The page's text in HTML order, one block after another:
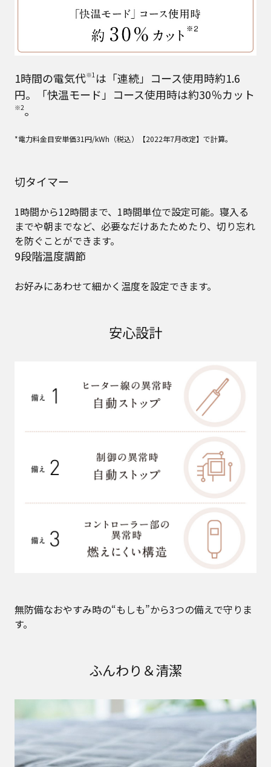
1時間の電気代※1 は「連続」コース使用時約1.6
円。「快温モード」コース使用時は約30％カット
※2。
*電力料金目安単価31円/kWh（税込）【2022年7月改定】で計算。
切タイマー
1時間から12時間まで、1時間単位で設定可能。寝入る
までや朝までなど、必要なだけあたためたり、切り忘れ
を防ぐことができます。
9段階温度調節
お好みにあわせて細かく温度を設定できます。
安心設計
無防備なおやすみ時の“もしも”から3つの備えで守りま
す。
ふんわり＆清潔